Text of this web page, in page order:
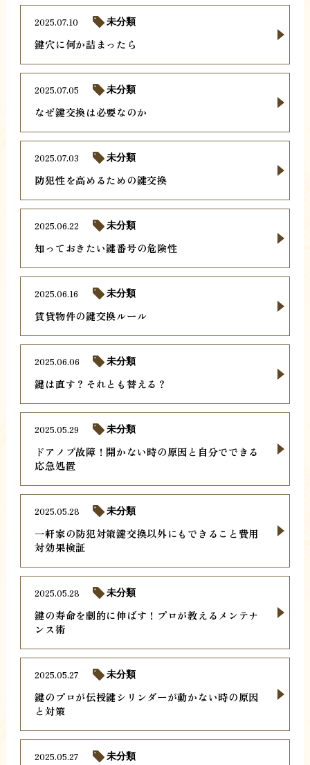
鍵穴に何か詰まったら
2025.07.10 未分類
なぜ鍵交換は必要なのか
2025.07.05 未分類
防犯性を高めるための鍵交換
2025.07.03 未分類
知っておきたい鍵番号の危険性
2025.06.22 未分類
賃貸物件の鍵交換ルール
2025.06.16 未分類
鍵は直す？それとも替える？
2025.06.06 未分類
ドアノブ故障！開かない時の原因と自分でできる
応急処置
2025.05.29 未分類
一軒家の防犯対策鍵交換以外にもできること費用
対効果検証
2025.05.28 未分類
鍵の寿命を劇的に伸ばす！プロが教えるメンテナ
ンス術
2025.05.28 未分類
鍵のプロが伝授鍵シリンダーが動かない時の原因
と対策
2025.05.27 未分類
2025.05.27 未分類